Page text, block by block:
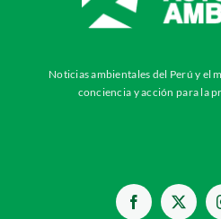
Noticias ambientales del Perú y el
conciencia y acción para la